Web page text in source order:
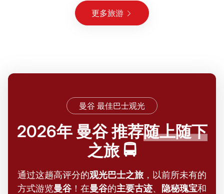
更多旅游
曼谷 最佳巴士观光
2026年 曼谷 推荐随上随下
之旅 🚍
通过这趟高评分的观光巴士之旅 ，以前所未有的
方式游览曼谷！在曼谷的主要古迹、 隐秘瑰宝和